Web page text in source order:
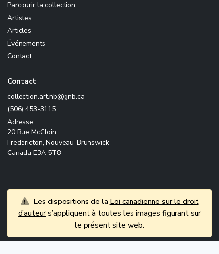
Parcourir la collection
Artistes
Articles
Événements
Contact
Contact
ac.bng@bn.tra.noitcelloc
(506) 453-3115
Adresse :
20 Rue McGloin
Fredericton, Nouveau-Brunswick
Canada E3A 5T8
Les dispositions de la Loi canadienne sur le droit
d’auteurs’appliquent à toutes les images figurant sur
le présent site web.